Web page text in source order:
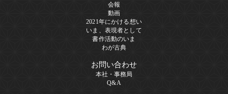
会報
動画
2021年にかける想い
いま、表現者として
書作活動のいま
わが古典
お問い合わせ
本社・事務局
Q&A